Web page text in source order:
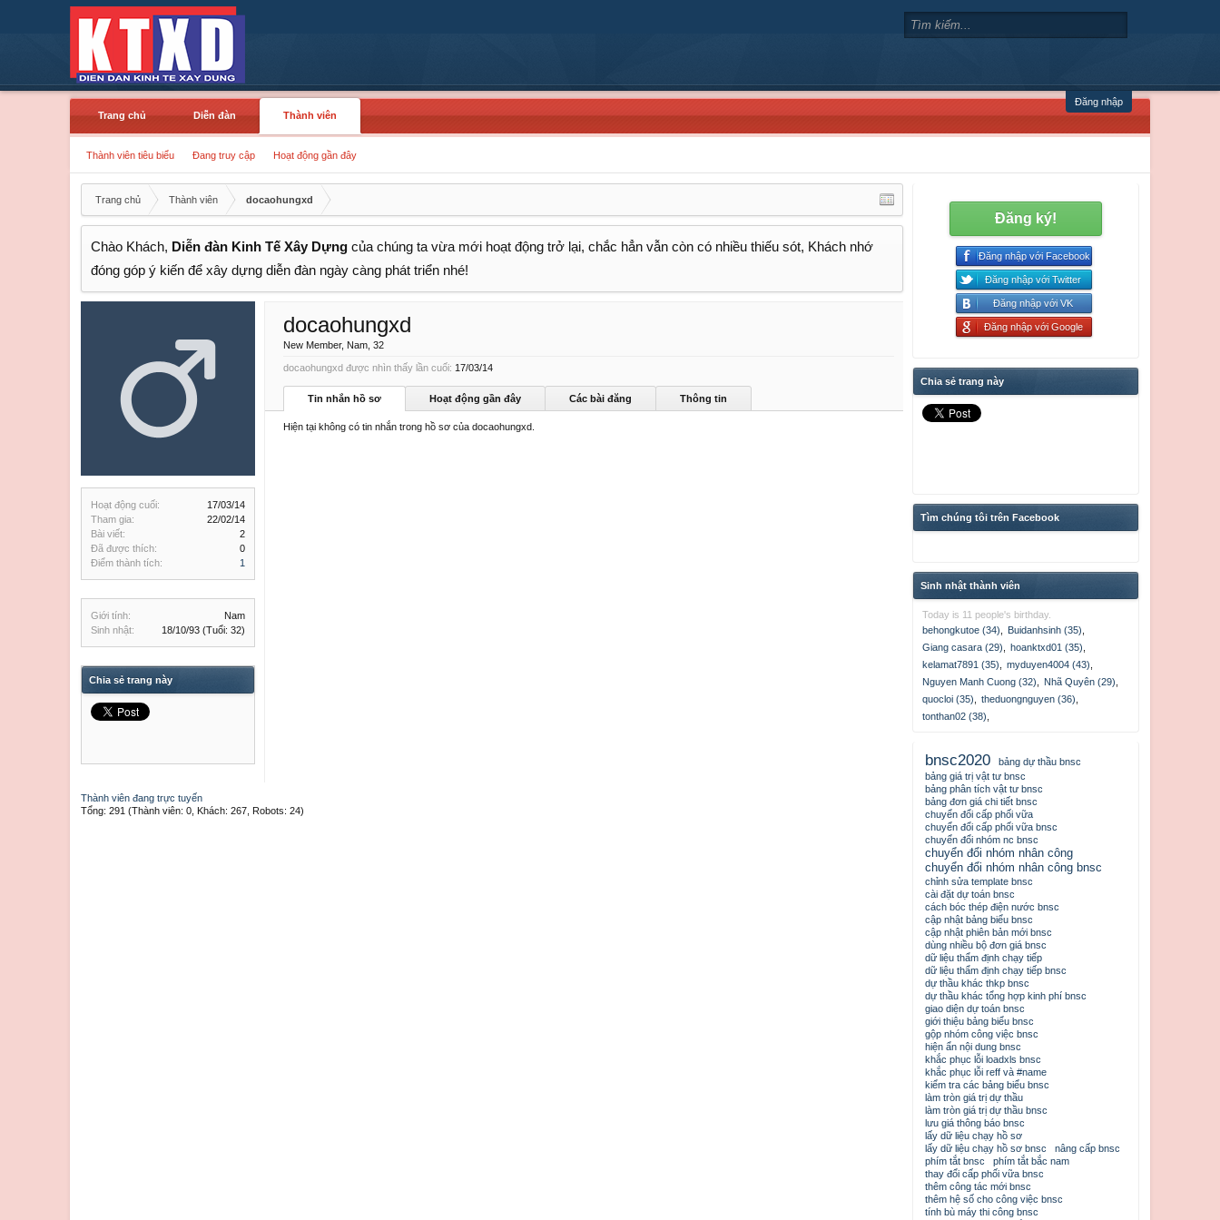
Đăng nhập
Trang chủ
Diễn đàn Thành viên
Thành viên tiêu biểu Đang truy cập Hoạt động gần đây
Trang chủ Thành viên docaohungxd
Chào Khách, Diễn đàn Kinh Tế Xây Dựng của chúng ta vừa mới hoạt động trở lại, chắc hẳn vẫn còn có nhiều thiếu sót, Khách nhớ
đóng góp ý kiến để xây dựng diễn đàn ngày càng phát triển nhé!
Hoạt động cuối:
17/03/14
Tham gia:
22/02/14
Bài viết:
2
Đã được thích:
0
Điểm thành tích:
1
Giới tính:
Nam
Sinh nhật:
18/10/93 (Tuổi: 32)
Chia sẻ trang này
docaohungxd
New Member, Nam, 32
docaohungxd được nhìn thấy lần cuối: 17/03/14
Tin nhắn hồ sơ Hoạt động gần đây Các bài đăng Thông tin
Hiện tại không có tin nhắn trong hồ sơ của docaohungxd.
Thành viên đang trực tuyến
Tổng: 291 (Thành viên: 0, Khách: 267, Robots: 24)
Đăng ký!
Đăng nhập với Facebook
Đăng nhập với Twitter
Đăng nhập với VK
Đăng nhập với Google
Chia sẻ trang này
Tìm chúng tôi trên Facebook
Sinh nhật thành viên
Today is 11 people's birthday.
behongkutoe (34)
Buidanhsinh (35)
Giang casara (29)
hoanktxd01 (35)
kelamat7891 (35)
myduyen4004 (43)
Nguyen Manh Cuong (32)
Nhã Quyên (29)
quocloi (35)
theduongnguyen (36)
tonthan02 (38)
bnsc2020
bảng dự thầu bnsc
bảng giá trị vật tư bnsc
bảng phân tích vật tư bnsc
bảng đơn giá chi tiết bnsc
chuyển đổi cấp phối vữa
chuyển đổi cấp phối vữa bnsc
chuyển đổi nhóm nc bnsc
chuyển đổi nhóm nhân công
chuyển đổi nhóm nhân công bnsc
chỉnh sửa template bnsc
cài đặt dự toán bnsc
cách bóc thép điện nước bnsc
cập nhật bảng biểu bnsc
cập nhật phiên bản mới bnsc
dùng nhiều bộ đơn giá bnsc
dữ liệu thẩm định chạy tiếp
dữ liệu thẩm định chạy tiếp bnsc
dự thầu khác thkp bnsc
dự thầu khác tổng hợp kinh phí bnsc
giao diện dự toán bnsc
giới thiệu bảng biểu bnsc
gộp nhóm công việc bnsc
hiện ẩn nội dung bnsc
khắc phục lỗi loadxls bnsc
khắc phục lỗi reff và #name
kiểm tra các bảng biểu bnsc
làm tròn giá trị dự thầu
làm tròn giá trị dự thầu bnsc
lưu giá thông báo bnsc
lấy dữ liệu chạy hồ sơ
lấy dữ liệu chạy hồ sơ bnsc
nâng cấp bnsc
phím tắt bnsc
phím tắt bắc nam
thay đổi cấp phối vữa bnsc
thêm công tác mới bnsc
thêm hệ số cho công việc bnsc
tính bù máy thi công bnsc